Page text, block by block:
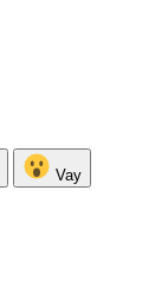
Vay